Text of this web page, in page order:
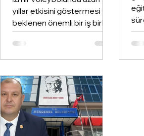
yıllar etkisini göstermesi
beklenen önemli bir iş birliği
hayata geçirildi. Kentin köklü
kulüplerinden Göztepe
Spor Kulübü ile İzmir'in en
organizasyonlarından
Aliağa KZY Spor Kulübü,
voleybol branşında güçlerini
birleştiren kapsamlı bir iş
birliği protokolüne imza attı.